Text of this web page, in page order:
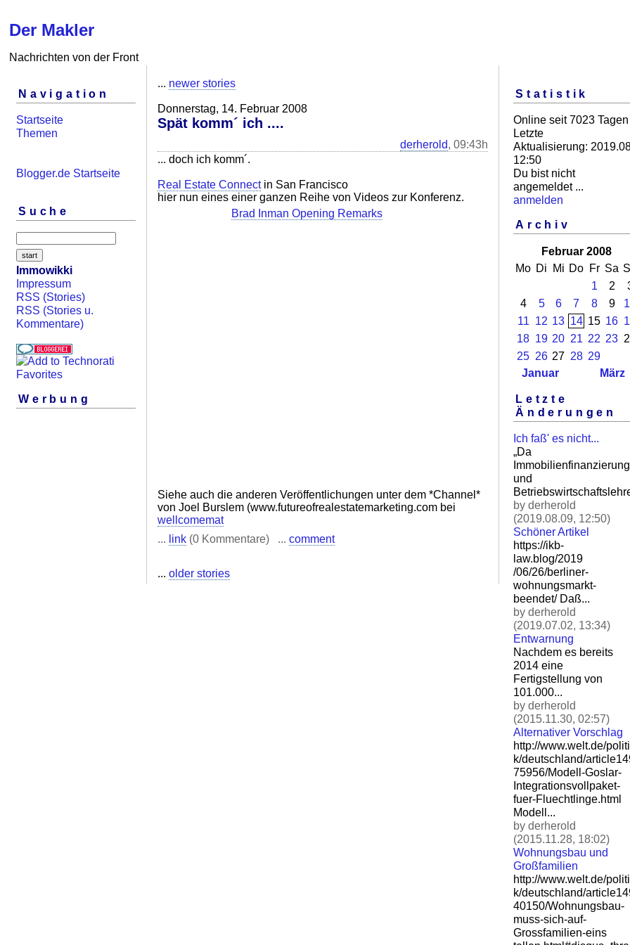
Der Makler
Nachrichten von der Front
Navigation
Startseite
Themen
Blogger.de Startseite
Suche
Immowikki
Impressum
RSS (Stories)
RSS (Stories u.
Kommentare)
Werbung
... newer stories
Donnerstag, 14. Februar 2008
Spät komm´ ich ....
derherold, 09:43h
... doch ich komm´.
Real Estate Connectin San Francisco
hier nun eines einer ganzen Reihe von Videos zur Konferenz.
Brad Inman Opening Remarks
Siehe auch die anderen Veröffentlichungen unter dem *Channel*
von Joel Burslem (www.futureofrealestatemarketing.com bei
wellcomemat
... link (0 Kommentare) ... comment
... older stories
Statistik
Online seit 7023 Tagen
Letzte
Aktualisierung:
12:50
Du bist nicht
angemeldet ...
anmelden
Archiv
Februar 2008
Mo Di Mi Do Fr Sa
1
2
4
5 6 7 8 9
11 12 13 14 15 16
18 19 20 21 22 23
25 26 27 28 29
Januar
März
Letzte
Änderungen
Ich faß' es nicht...
„Da
Immobilienfinanzierung
und
by derherold
(2019.08.09, 12:50)
Schöner Artikel
https://ikb-
law.blog/2019
/06/26/berliner-
wohnungsmarkt-
beendet/ Daß...
by derherold
(2019.07.02, 13:34)
Entwarnung
Nachdem es bereits
2014 eine
Fertigstellung von
101.000...
by derherold
(2015.11.30, 02:57)
Alternativer Vorschlag
http://www.welt.de/politi
k/deutschland/
75956/Modell-Goslar-
Integrationsvollpaket-
fuer-Fluechtlinge.html
Modell...
by derherold
(2015.11.28, 18:02)
Wohnungsbau und
Großfamilien
http://www.welt.de/politi
k/deutschland/
40150/Wohnungsbau-
muss-sich-auf-
Grossfamilien-eins